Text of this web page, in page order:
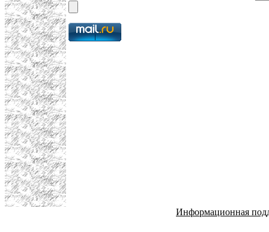
Информационная